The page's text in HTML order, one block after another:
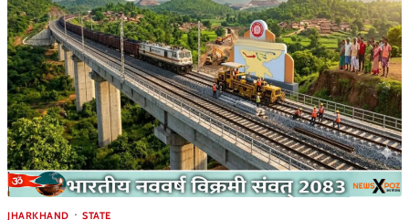
JHARKHAND STATE